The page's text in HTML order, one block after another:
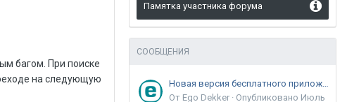
багом. При поиске
на следующую
Памятка участника форума
СООБЩЕНИЯ
Новая версия бесплатного приложения ESET Online Scanner доступна пользователям
От Ego Dekker · Опубликовано Июль